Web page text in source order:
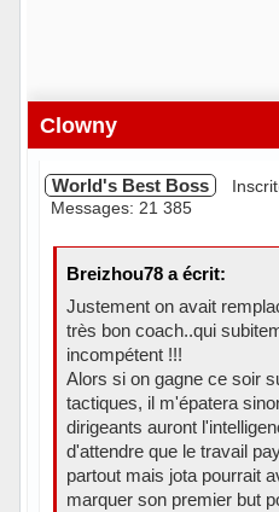
Clowny
World's Best Boss
Messages: 21 385
Breizhou78 a écrit:
Justement on avait
très bon coach..qui
incompétent !!!
Alors si on gagne ce soir
tactiques, il m'épatera
dirigeants auront
d'attendre que le travail
partout mais jota pourrait
marquer son premier but